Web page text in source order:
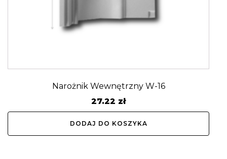
Narożnik Wewnętrzny W-16
27.22 zł
DODAJ DO KOSZYKA